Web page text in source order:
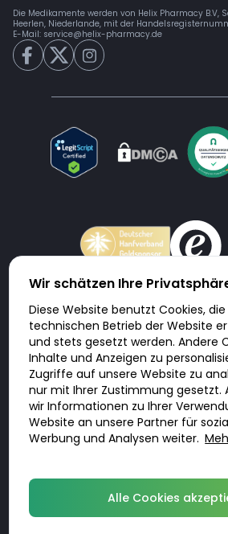
Die Medikamente werden von Helix Pharmacy B.V,
Heerlen, Niederlande, mit der
E-Mail: service@helix-pharmacy.de
Doktorabc.com ist eine Vermittlungsplattform.
keine Internetapotheke. Doktorabc bietet
sonstige Produkte an oder liefert diese.
Produkten, Medikamenten und Preisen auf der
kein Angebot von Doktorabc an Sie. Für die
geltenden Gesetze und sonstigen
selbst verantwortlich. Die Nutzung unseres
Sie erfolgt auf eigenes Risiko und in eigener
diese Internetseite aus eigener Initiative zu
Wir schätzen Ihre
Diese Website benutzt Cookies,
technischen Betrieb der Website
und stets gesetzt werden. Andere
Inhalte und Anzeigen zu
Zugriffe auf unsere Website zu
nur mit Ihrer Zustimmung gesetzt.
wir Informationen zu Ihrer
Website an unsere Partner für
Werbung und Analysen weiter.
Alle Cookies